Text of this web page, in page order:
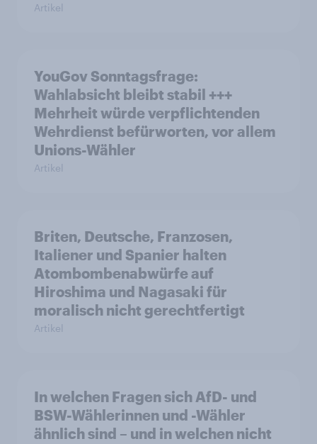
Artikel
YouGov Sonntagsfrage:
Wahlabsicht bleibt stabil +++
Mehrheit würde verpflichtenden
Wehrdienst befürworten, vor allem
Unions-Wähler
Artikel
Briten, Deutsche, Franzosen,
Italiener und Spanier halten
Atombombenabwürfe auf
Hiroshima und Nagasaki für
moralisch nicht gerechtfertigt
Artikel
In welchen Fragen sich AfD- und
BSW-Wählerinnen und -Wähler
ähnlich sind – und in welchen nicht